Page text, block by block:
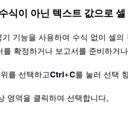
식이 아닌 텍스트 값으로
기능을 사용하여 수식 없이 셀
확정하거나 보고서를 준비하거
를 선택하고Ctrl+C를 눌러 선택
영역을 클릭하여 선택합니다。